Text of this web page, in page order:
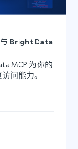
Bright Data
MCP 为你的
问能力。